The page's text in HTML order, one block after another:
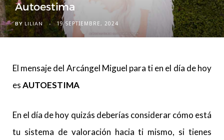
Autoestima
BY LILIAN 19 SEPTIEMBRE, 2024
El mensaje del Arcángel Miguel para ti en el día de hoy
esAUTOESTIMA
En el día de hoy quizás deberías considerar cómo está
tu sistema de valoración hacia ti mismo, si tienes